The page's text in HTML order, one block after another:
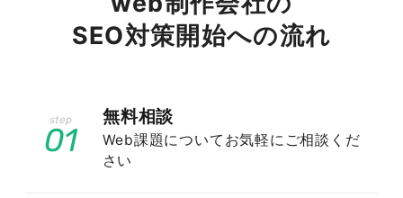
存在感を強化するにあたり、Web制作の専門知
識を求めています。また、スマートフォンの普及
このような市場の拡大は、Web制作会社のチャ
ンスであり、と同時に競争も激化しています。成
SEO対策開始への流れ
01
無料相談
Web課題についてお気軽にご相談くだ
さい